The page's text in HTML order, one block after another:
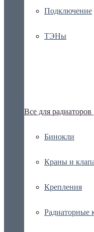
Подключение
ТЭНы
Все для радиаторов
Бинокли
Краны и
Крепления
Радиаторные